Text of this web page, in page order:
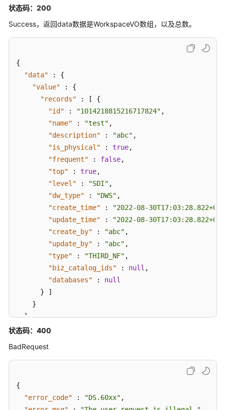
-
模
型
-
CreateTableModel
更
模
型
UpdateTableModel
删
除
表
模
型
-
关
看
状态码：200
Success，返回data数据是WorkspaceVO数组，以及总数。
{
"data"
:
{
"value"
:
{
"records"
: [
{
"id"
: "1014218815216717824" ,
"name"
: "test" ,
"description"
: "abc" ,
"is_physical"
: true,
"frequent"
: false,
"top"
: true,
"level"
: "SDI" ,
"dw_type"
: "DWS" ,
"create_time"
:
"2022-08-
"update_time"
:
"2022-08-
"create_by"
: "abc" ,
"update_by"
: "abc" ,
"type"
: "THIRD_NF" ,
"biz_catalog_ids"
: null ,
"databases"
:
null
}
]
}
}
}
状态码：400
BadRequest
{
"error_code"
: "DS.60xx" ,